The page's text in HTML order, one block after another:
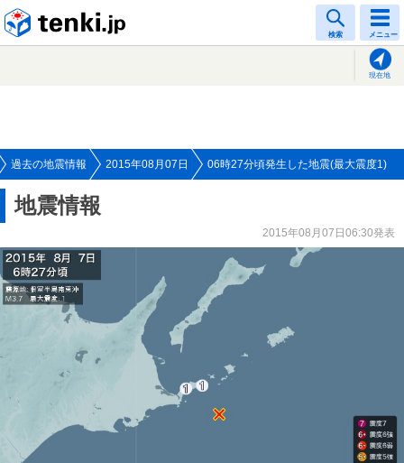
検索 メニュー
現在地
過去の地震情報 2015年08月07日 06時27分頃発生した地震(最大震度1)
地震情報
2015年08月07日06:30発表